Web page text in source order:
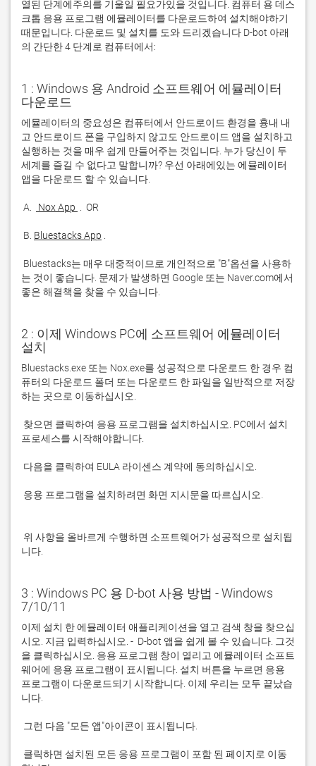
열된 단계에주의를 기울일 필요가있을 것입니다. 컴퓨터 용 데스
크톱 응용 프로그램 에뮬레이터를 다운로드하여 설치해야하기
때문입니다. 다운로드 및 설치를 도와 드리겠습니다 D-bot 아래
의 간단한 4 단계로 컴퓨터에서:
1 : Windows 용 Android 소프트웨어 에뮬레이터
다운로드
에뮬레이터의 중요성은 컴퓨터에서 안드로이드 환경을 흉내 내
고 안드로이드 폰을 구입하지 않고도 안드로이드 앱을 설치하고
실행하는 것을 매우 쉽게 만들어주는 것입니다. 누가 당신이 두
세계를 즐길 수 없다고 말합니까? 우선 아래에있는 에뮬레이터
A. Nox App
B. Bluestacks App
는 것이 좋습니다. 문제가 발생하면 Google 또는 Naver.com에서
좋은 해결책을 찾을 수 있습니다.
2 : 이제 Windows PC에 소프트웨어 에뮬레이터
설치
Bluestacks.exe 또는 Nox.exe를 성공적으로 다운로드 한 경우 컴
퓨터의 다운로드 폴더 또는 다운로드 한 파일을 일반적으로 저장
니다.
3 : Windows PC 용 D-bot 사용 방법 - Windows
7/10/11
이제 설치 한 에뮬레이터 애플리케이션을 열고 검색 창을 찾으십
시오. 지금 입력하십시오. -  D-bot 앱을 쉽게 볼 수 있습니다. 그것
을 클릭하십시오. 응용 프로그램 창이 열리고 에뮬레이터 소프트
웨어에 응용 프로그램이 표시됩니다. 설치 버튼을 누르면 응용
프로그램이 다운로드되기 시작합니다. 이제 우리는 모두 끝났습